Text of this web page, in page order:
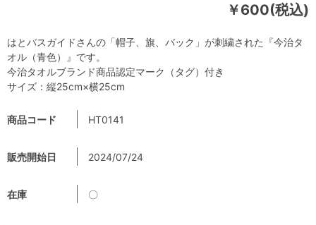
￥600(税込)
商品コード HT0141
販売開始日 2024/07/24
在庫 〇
はとバスガイドさんの「帽子、旗、バック」が刺繍された『今治タ
オル（青色）』です。
今治タオルブランド商品認定マーク（タグ）付き
サイズ：縦25cm×横25cm